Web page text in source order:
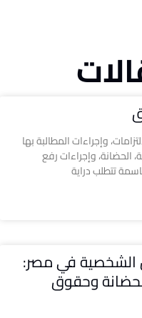
وإجراءات المطالبة بها
الحضانة، وإجراءات رفع
تتطلب دراية
الشخصية في مصر:
وحقوق